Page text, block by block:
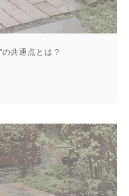
共通点とは？